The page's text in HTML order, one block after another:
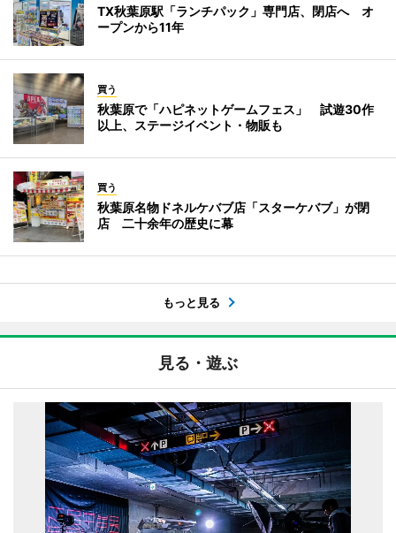
TX秋葉原駅「ランチパック」専門店、閉店へ オ
ープンから11年
買う
秋葉原で「ハピネットゲームフェス」 試遊30作
以上、ステージイベント・物販も
買う
秋葉原名物ドネルケバブ店「スターケバブ」が閉
店 二十余年の歴史に幕
もっと見る
見る・遊ぶ